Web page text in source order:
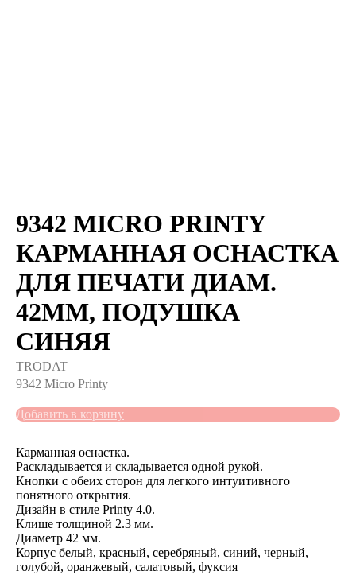
9342 MICRO PRINTY
КАРМАННАЯ ОСНАСТКА
ДЛЯ ПЕЧАТИ ДИАМ.
42ММ, ПОДУШКА
СИНЯЯ
TRODAT
9342 Micro Printy
Добавить в корзину
Карманная оснастка.
Раскладывается и складывается одной рукой.
Кнопки с обеих сторон для легкого интуитивного
понятного открытия.
Дизайн в стиле Printy 4.0.
Клише толщиной 2.3 мм.
Диаметр 42 мм.
Корпус белый, красный, серебряный, синий, черный,
голубой, оранжевый, салатовый, фуксия